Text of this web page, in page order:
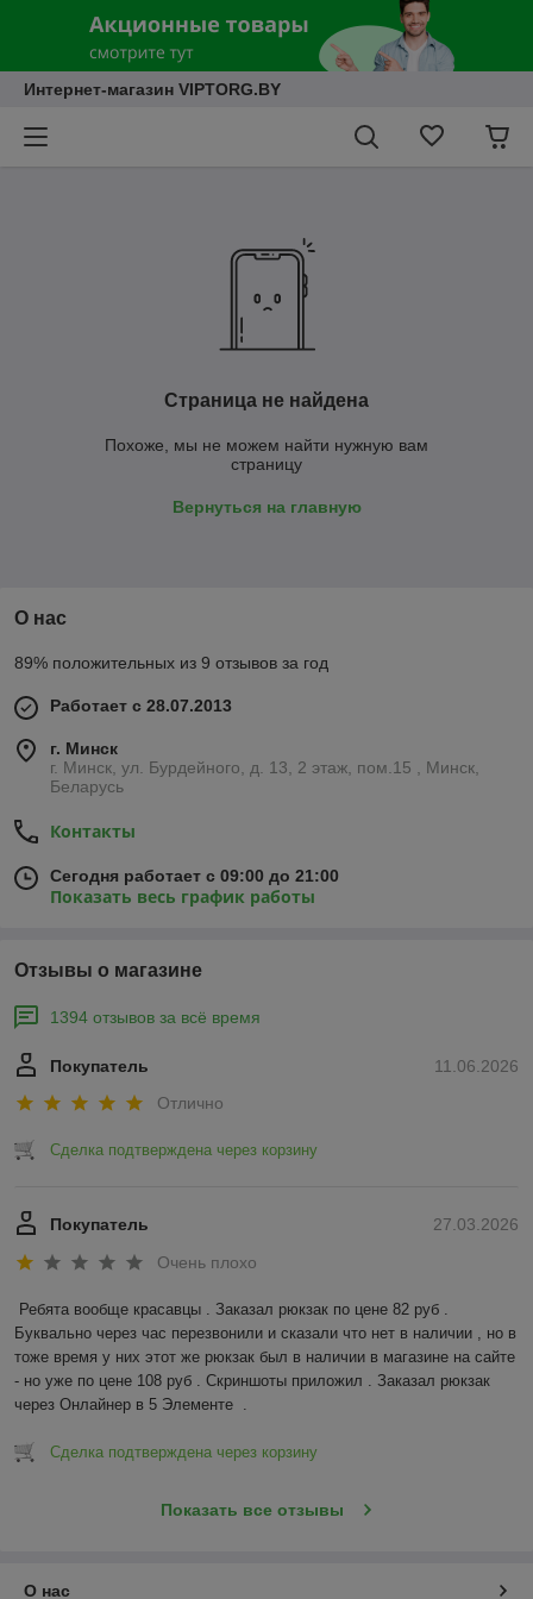
Интернет-магазин VIPTORG.BY
Страница не найдена
Похоже, мы не можем найти нужную вам
страницу
Вернуться на главную
О нас
89% положительных из 9 отзывов за год
Работает с 28.07.2013
г. Минск
г. Минск, ул. Бурдейного, д. 13, 2 этаж, пом.15 , Минск,
Беларусь
Контакты
Сегодня работает с 09:00 до 21:00
Показать весь график работы
Отзывы о магазине
1394 отзывов за всё время
11.06.2026
Покупатель
Отлично
Сделка подтверждена через корзину
27.03.2026
Покупатель
Очень плохо
Ребята вообще красавцы . Заказал рюкзак по цене 82 руб .
Буквально через час перезвонили и сказали что нет в наличии , но в
тоже время у них этот же рюкзак был в наличии в магазине на сайте
- но уже по цене 108 руб . Скриншоты приложил . Заказал рюкзак
через Онлайнер в 5 Элементе  .
Сделка подтверждена через корзину
Показать все отзывы
О нас